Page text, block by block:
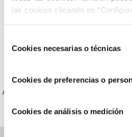
las cookies clicando en
COOKIES.
deCookies necesarias o técnicas
Cookies de preferencias o
Cookies de análisis o medición
Autor: Cocineros de Choví,